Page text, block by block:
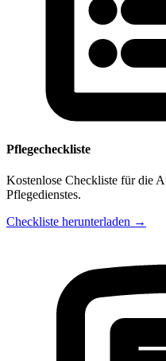
Pflegecheckliste
Kostenlose Checkliste für die
Pflegedienstes.
Checkliste herunterladen →